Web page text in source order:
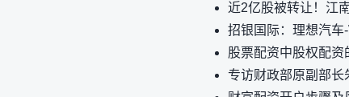
近2亿股被转让！江
招银国际：理想汽车
股票配资中股权配
专访财政部原副部长